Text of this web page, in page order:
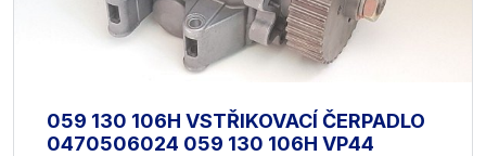
059 130 106H VSTŘIKOVACÍ ČERPADLO
0470506024 059 130 106H VP44